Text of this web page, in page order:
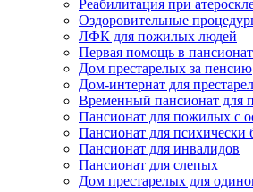
Реабилитация при
Оздоровительные
ЛФК для пожилых людей
Первая помощь в
Дом престарелых за пенсию
Дом-интернат для
Временный пансионат для
Пансионат для пожилых с
Пансионат для психически
Пансионат для инвалидов
Пансионат для слепых
Дом престарелых для